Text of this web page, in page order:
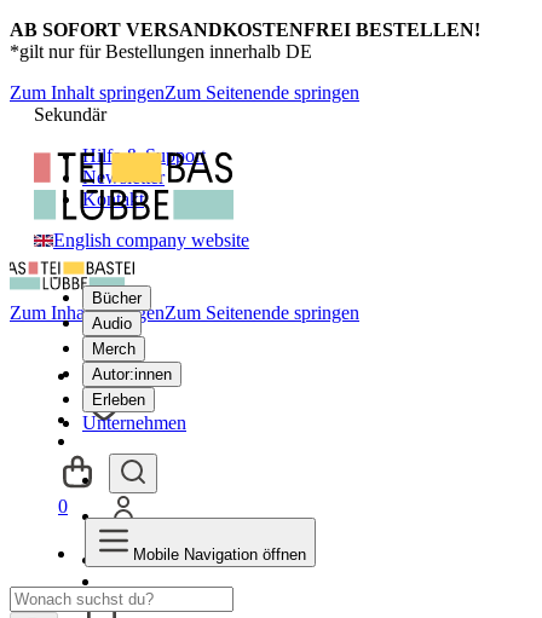
AB SOFORT VERSANDKOSTENFREI BESTELLEN!
*gilt nur für Bestellungen innerhalb DE
Zum Inhalt springenZum Seitenende springen
Sekundär
Hilfe & Support
Newsletter
Kontakt
English company website
Bücher
Audio
Merch
Autor:innen
Erleben
Unternehmen
Zum Inhalt springenZum Seitenende springen
0
Mobile Navigation öffnen